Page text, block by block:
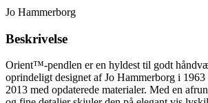
Jo Hammerborg
Beskrivelse
Orient™-pendlen er en hyldest til godt
oprindeligt designet af Jo Hammerborg i
2013 med opdaterede materialer. Med en